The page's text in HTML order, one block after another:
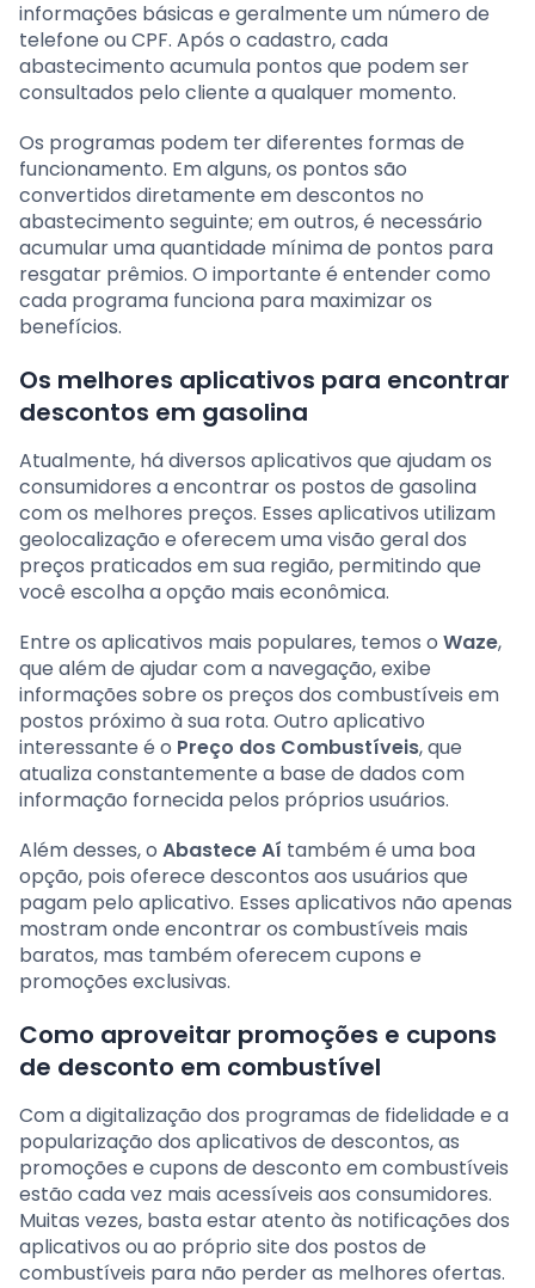
informações básicas e geralmente um número de
telefone ou CPF. Após o cadastro, cada
abastecimento acumula pontos que podem ser
consultados pelo cliente a qualquer momento.
Os programas podem ter diferentes formas de
funcionamento. Em alguns, os pontos são
convertidos diretamente em descontos no
abastecimento seguinte; em outros, é necessário
acumular uma quantidade mínima de pontos para
resgatar prêmios. O importante é entender como
cada programa funciona para maximizar os
benefícios.
Os melhores aplicativos para encontrar
descontos em gasolina
Atualmente, há diversos aplicativos que ajudam os
consumidores a encontrar os postos de gasolina
com os melhores preços. Esses aplicativos utilizam
geolocalização e oferecem uma visão geral dos
preços praticados em sua região, permitindo que
você escolha a opção mais econômica.
Entre os aplicativos mais populares, temos o Waze,
que além de ajudar com a navegação, exibe
informações sobre os preços dos combustíveis em
postos próximo à sua rota. Outro aplicativo
interessante é o Preço dos Combustíveis, que
atualiza constantemente a base de dados com
informação fornecida pelos próprios usuários.
Além desses, o Abastece Aí também é uma boa
opção, pois oferece descontos aos usuários que
pagam pelo aplicativo. Esses aplicativos não apenas
mostram onde encontrar os combustíveis mais
baratos, mas também oferecem cupons e
promoções exclusivas.
Como aproveitar promoções e cupons
de desconto em combustível
Com a digitalização dos programas de fidelidade e a
popularização dos aplicativos de descontos, as
promoções e cupons de desconto em combustíveis
estão cada vez mais acessíveis aos consumidores.
Muitas vezes, basta estar atento às notificações dos
aplicativos ou ao próprio site dos postos de
combustíveis para não perder as melhores ofertas.